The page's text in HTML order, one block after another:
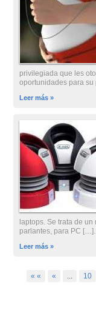
privilegiada que les
oportunidades para
Leer más »
laptops. Se trata de
parlantes, para PC
Leer más »
« « « ... 10